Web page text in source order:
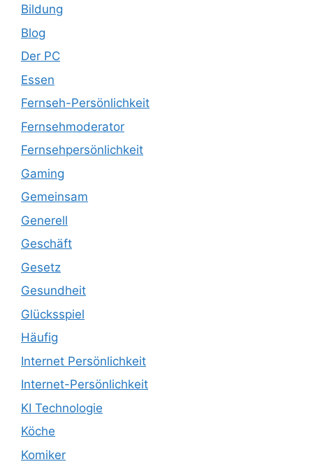
Bildung
Blog
Der PC
Essen
Fernseh-Persönlichkeit
Fernsehmoderator
Fernsehpersönlichkeit
Gaming
Gemeinsam
Generell
Geschäft
Gesetz
Gesundheit
Glücksspiel
Häufig
Internet Persönlichkeit
Internet-Persönlichkeit
KI Technologie
Köche
Komiker